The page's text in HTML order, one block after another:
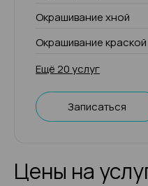
Окрашивание хной
Окрашивание краской
Ещё 20 услуг
Записаться
Цены на